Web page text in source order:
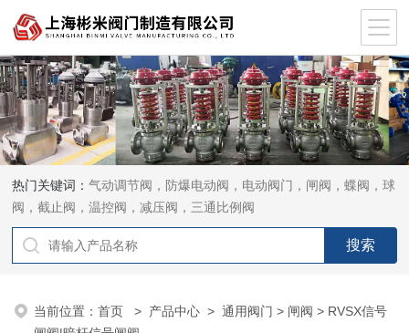
热门关键词：气动调节阀，防爆电动阀，电动阀门，闸阀，蝶阀，球
阀，截止阀，温控阀，减压阀，三通比例阀
当前位置：首页 > 产品中心 >通用阀门 > 闸阀 > RVSX信号